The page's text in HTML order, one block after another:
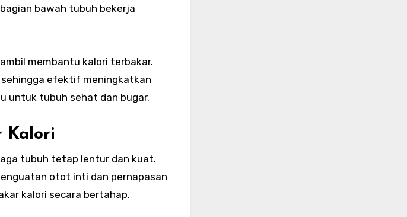
bawah tubuh bekerja
membantu kalori terbakar.
sehingga efektif meningkatkan
untuk tubuh sehat dan bugar.
Kalori
tubuh tetap lentur dan kuat.
otot inti dan pernapasan
kalori secara bertahap.